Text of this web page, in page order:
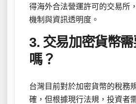
得海外合法營運許可的交易所
機制與資訊透明度。
3. 交易加密貨幣
嗎？
台灣目前對於加密貨幣的稅務
確，但根據現行法規，投資者